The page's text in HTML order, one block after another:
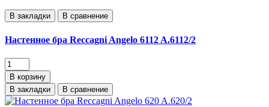
В закладки В сравнение
Настенное бра Reccagni Angelo 6112 A.6112/2
В корзину
В закладки
В сравнение